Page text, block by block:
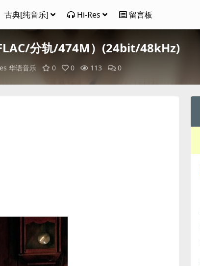
古典[纯音乐] Hi-Res 留言板
分轨/474M）(24bit/48kHz)
华语音乐 0 0 113 0